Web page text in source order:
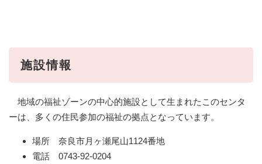
施設情報
地域の福祉ゾーンの中心的施設として生まれたこのセンタ
ーは、多くの住民参加の福祉の拠点となっています。
場所 奈良市月ヶ瀬尾山1124番地
電話 0743-92-0204